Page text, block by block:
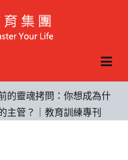
的靈魂拷問：你想成為什
主管？｜教育訓練專刊